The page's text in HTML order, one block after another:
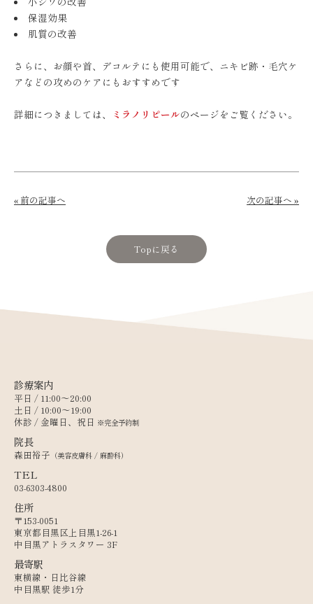
保湿効果
肌質の改善
さらに、お顔や首、デコルテにも使用可能で、ニキビ跡・毛穴ケ
アなどの攻めのケアにもおすすめです
詳細につきましては、 ミラノリピールのページをご覧ください。
« 前の記事へ 次の記事へ »
Topに戻る
診療案内
平日 / 11:00〜20:00
土日 / 10:00〜19:00
休診 / 金曜日、祝日 ※完全予約制
院長
森田裕子 （美容皮膚科 / 麻酔科）
TEL
03-6303-4800
住所
〒153-0051
東京都目黒区上目黒1-26-1
中目黒アトラスタワー 3F
最寄駅
東横線・日比谷線
中目黒駅 徒歩1分